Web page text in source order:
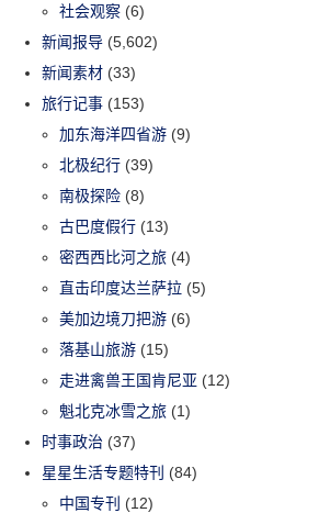
社会观察 (6)
新闻报导 (5,602)
新闻素材 (33)
旅行记事 (153)
加东海洋四省游 (9)
北极纪行 (39)
南极探险 (8)
古巴度假行 (13)
密西西比河之旅 (4)
直击印度达兰萨拉 (5)
美加边境刀把游 (6)
落基山旅游 (15)
走进禽兽王国肯尼亚 (12)
魁北克冰雪之旅 (1)
时事政治 (37)
星星生活专题特刊 (84)
中国专刊 (12)